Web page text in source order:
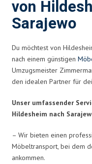
von
Sarajewo
Du möchtest von
nach einem günstigen
Umzugsmeister
den idealen Partner für
Unser umfassender
Hildesheim nach
– Wir bieten einen
Möbeltransport, bei dem
ankommen.